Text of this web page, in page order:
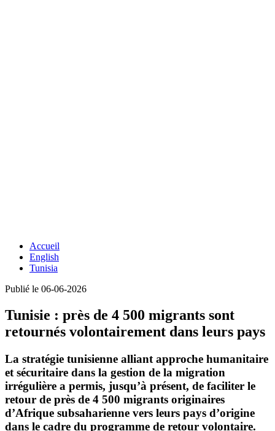
Accueil
English
Tunisia
Publié le 06-06-2026
Tunisie : près de 4 500 migrants sont
retournés volontairement dans leurs pays
La stratégie tunisienne alliant approche humanitaire
et sécuritaire dans la gestion de la migration
irrégulière a permis, jusqu’à présent, de faciliter le
retour de près de 4 500 migrants originaires
d’Afrique subsaharienne vers leurs pays d’origine
dans le cadre du programme de retour volontaire.